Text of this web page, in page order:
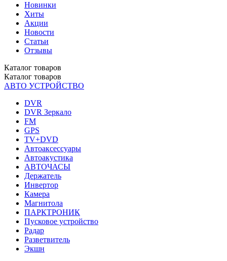
Новинки
Хиты
Акции
Новости
Статьи
Отзывы
Каталог товаров
Каталог товаров
АВТО УСТРОЙСТВО
DVR
DVR Зеркало
FM
GPS
TV+DVD
Автоаксессуары
Автоакустика
АВТОЧАСЫ
Держатель
Инвертор
Камера
Магнитола
ПАРКТРОНИК
Пусковое устройство
Радар
Разветвитель
Экшн